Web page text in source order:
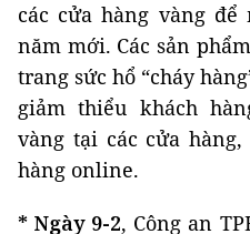
các cửa hàng vàng để
năm mới. Các sản
trang sức hổ “cháy
giảm thiểu khách
vàng tại các cửa
hàng online.
* Ngày 9-2, Công an